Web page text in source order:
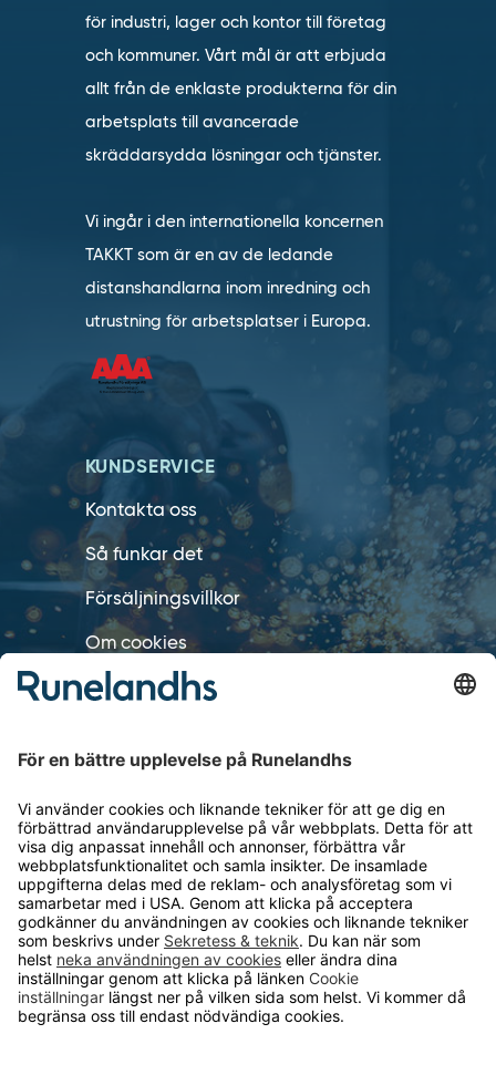
för industri, lager och kontor till företag
och kommuner. Vårt mål är att erbjuda
allt från de enklaste produkterna för din
arbetsplats till avancerade
skräddarsydda lösningar och tjänster.
Vi ingår i den internationella koncernen
TAKKT som är en av de ledande
distanshandlarna inom inredning och
utrustning för arbetsplatser i Europa.
KUNDSERVICE
Kontakta oss
Så funkar det
Försäljningsvillkor
Om cookies
Personuppgiftshantering
OM RUNELANDHS
Om Runelandhs
Köpvillkor
Därför ska du välja oss
Lediga jobb
Kvalitets- och miljöpolicy